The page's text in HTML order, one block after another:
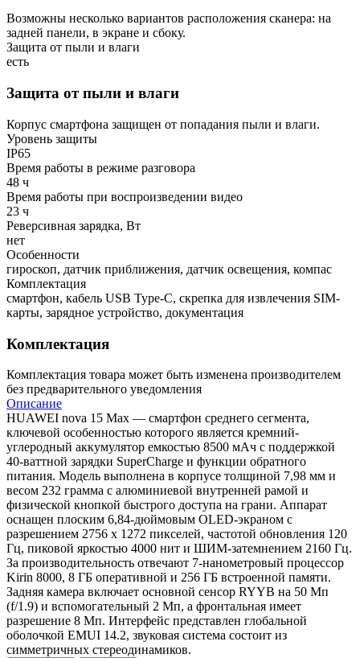
Возможны несколько вариантов расположения сканера: на
задней панели, в экране и сбоку.
Защита от пыли и влаги
есть
Защита от пыли и влаги
Корпус смартфона защищен от попадания пыли и влаги.
Уровень защиты
IP65
Время работы в режиме разговора
48 ч
Время работы при воспроизведении видео
23 ч
Реверсивная зарядка, Вт
нет
Особенности
гироскоп, датчик приближения, датчик освещения, компас
Комплектация
смартфон, кабель USB Type-C, скрепка для извлечения SIM-
карты, зарядное устройство, документация
Комплектация
Комплектация товара может быть изменена производителем
без предварительного уведомления
Описание
HUAWEI nova 15 Max — смартфон среднего сегмента,
ключевой особенностью которого является кремний-
углеродный аккумулятор емкостью 8500 мАч с поддержкой
40-ваттной зарядки SuperCharge и функции обратного
питания. Модель выполнена в корпусе толщиной 7,98 мм и
весом 232 грамма с алюминиевой внутренней рамой и
физической кнопкой быстрого доступа на грани. Аппарат
оснащен плоским 6,84-дюймовым OLED-экраном с
разрешением 2756 x 1272 пикселей, частотой обновления 120
Гц, пиковой яркостью 4000 нит и ШИМ-затемнением 2160 Гц.
За производительность отвечают 7-нанометровый процессор
Kirin 8000, 8 ГБ оперативной и 256 ГБ встроенной памяти.
Задняя камера включает основной сенсор RYYB на 50 Мп
(f/1.9) и вспомогательный 2 Мп, а фронтальная имеет
разрешение 8 Мп. Интерфейс представлен глобальной
оболочкой EMUI 14.2, звуковая система состоит из
симметричных стереодинамиков.